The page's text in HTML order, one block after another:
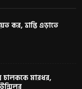
কর, ভ্রান্তি এড়াতে
চালককে মারধর,